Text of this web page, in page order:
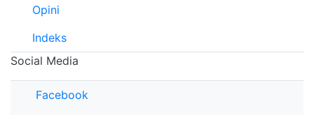
Opini
Indeks
Social Media
Facebook